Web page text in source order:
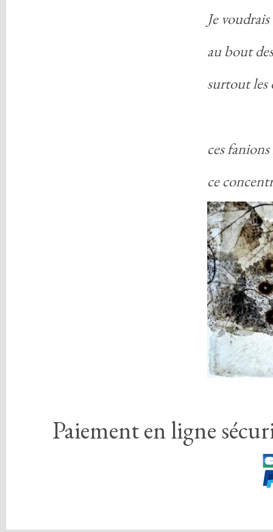
Je
au bout
surtout les
ces
ce
Paiement en ligne